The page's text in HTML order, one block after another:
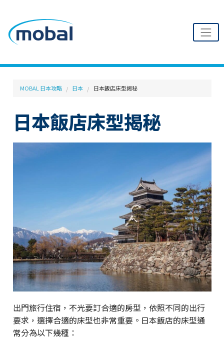
MOBAL 日本攻略 日本 日本飯店床型揭秘
日本飯店床型揭秘
出門旅行住宿，不光要訂合適的房型，依照不同的出行
要求，選擇合適的床型也非常重要。日本飯店的床型通
常分為以下幾種：